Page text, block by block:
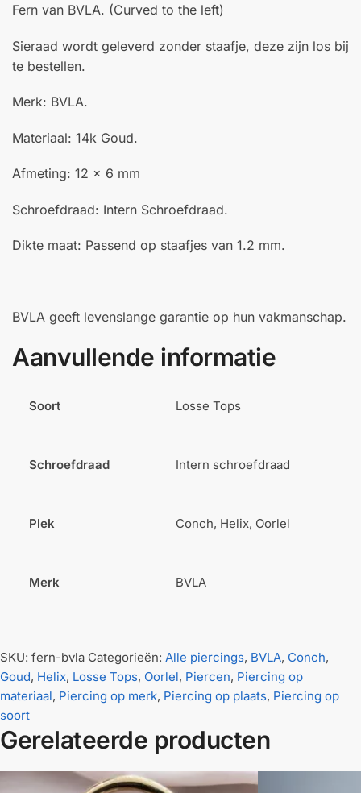
Fern van BVLA. (Curved to the left)
Sieraad wordt geleverd zonder staafje, deze zijn los bij
te bestellen.
Merk: BVLA.
Materiaal: 14k Goud.
Afmeting: 12 x 6 mm
Schroefdraad: Intern Schroefdraad.
Dikte maat: Passend op staafjes van 1.2 mm.
BVLA geeft levenslange garantie op hun vakmanschap.
Aanvullende informatie
Soort Losse Tops
Schroefdraad Intern schroefdraad
Plek Conch, Helix, Oorlel
Merk BVLA
SKU: fern-bvla Categorieën: Alle piercings, BVLA, Conch,
Goud, Helix, Losse Tops, Oorlel, Piercen, Piercing op
materiaal, Piercing op merk, Piercing op plaats, Piercing op
soort
Gerelateerde producten